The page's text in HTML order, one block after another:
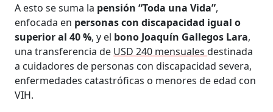
A esto se suma la pensión “Toda una Vida”,
enfocada en personas con discapacidad igual o
superior al 40 %, y el bono Joaquín Gallegos Lara,
una transferencia de USD 240 mensualesdestinada
a cuidadores de personas con discapacidad severa,
enfermedades catastróficas o menores de edad con
VIH.